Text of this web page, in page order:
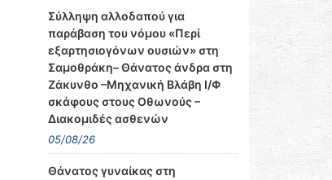
Σύλληψη αλλοδαπού για
παράβαση του νόμου «Περί
εξαρτησιογόνων ουσιών» στη
Σαμοθράκη– Θάνατος άνδρα στη
Ζάκυνθο –Μηχανική Βλάβη Ι/Φ
σκάφους στους Οθωνούς –
Διακομιδές ασθενών
05/08/26
Θάνατος γυναίκας στη